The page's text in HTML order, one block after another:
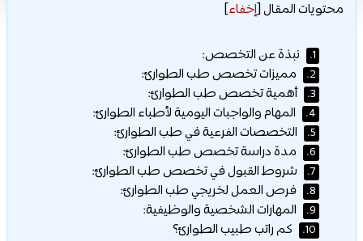
محتويات المقال[إخفاء]
1. نبذة عن التخصص:
2. مميزات تخصص طب الطوارئ:
3. أهمية تخصص طب الطوارئ:
4. المهام والواجبات اليومية لأطباء الطوارئ:
5. التخصصات الفرعية في طب الطوارئ:
6. مدة دراسة تخصص طب الطوارئ:
7. شروط القبول في تخصص طب الطوارئ:
8. فرص العمل لخريجي طب الطوارئ:
9. المهارات الشخصية والوظيفية:
10. كم راتب طبيب الطوارئ؟